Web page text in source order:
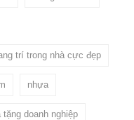
trí trong nhà cực đẹp
nhựa
tặng doanh nghiệp